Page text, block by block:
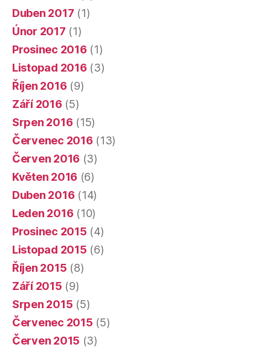
Duben 2017 (1)
Únor 2017 (1)
Prosinec 2016 (1)
Listopad 2016 (3)
Říjen 2016 (9)
Září 2016 (5)
Srpen 2016 (15)
Červenec 2016 (13)
Červen 2016 (3)
Květen 2016 (6)
Duben 2016 (14)
Leden 2016 (10)
Prosinec 2015 (4)
Listopad 2015 (6)
Říjen 2015 (8)
Září 2015 (9)
Srpen 2015 (5)
Červenec 2015 (5)
Červen 2015 (3)